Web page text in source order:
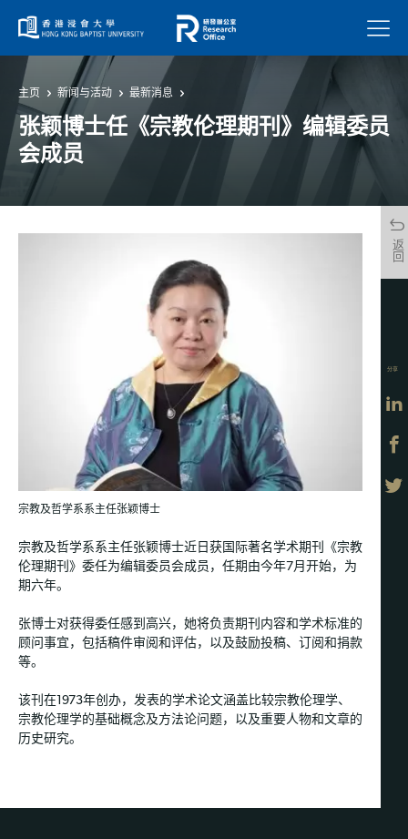
菜单
主页 新闻与活动 最新消息
张颖博士任《宗教伦理期刊》编辑委员
会成员
返回
宗教及哲学系系主任张颖博士
宗教及哲学系系主任张颖博士近日获国际著名学术期刊《宗教
伦理期刊》委任为编辑委员会成员，任期由今年7月开始，为
期六年。
张博士对获得委任感到高兴，她将负责期刊内容和学术标准的
顾问事宜，包括稿件审阅和评估，以及鼓励投稿、订阅和捐款
等。
该刊在1973年创办，发表的学术论文涵盖比较宗教伦理学、
宗教伦理学的基础概念及方法论问题，以及重要人物和文章的
历史研究。
分享